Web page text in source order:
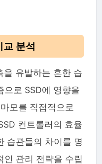
교 분석
을 유발하는 흔한 습
으로 SSD에 영향을
모를 직접적으로
컨트롤러의 효율
습관들의 차이를 명
인 관리 전략을 수립